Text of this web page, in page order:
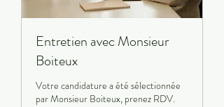
Entretien avec Monsieur
Boiteux
Votre candidature a été sélectionnée
par Monsieur Boiteux, prenez RDV.